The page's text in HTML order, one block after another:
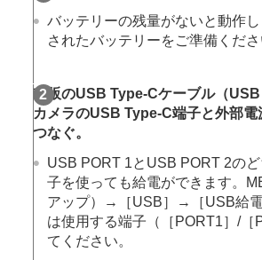
故障かな？と思ったら
バッテリーの残量がないと動作
されたバッテリーをご準備くださ
市販のUSB Type-Cケーブル（USB
カメラのUSB Type-C端子と外部
つなぐ。
USB PORT 1とUSB PORT 2の
子を使っても給電ができます。
アップ）→ ［USB］ → ［USB給電
は使用する端子（
［PORT1］ /［
てください。